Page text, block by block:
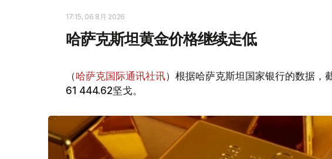
17:15, 06 8月 2026
哈萨克斯坦黄金价格继续走低
（哈萨克国际通讯社讯）根据哈萨克斯坦国家银行的数据
61 444.62坚戈。